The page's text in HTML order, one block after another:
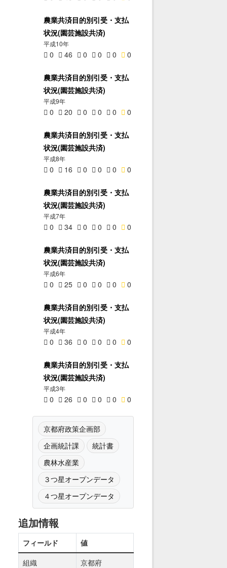
農業共済目的別引受・支払
状況(園芸施設共済)
平成10年
0 46 0 0 0 0
農業共済目的別引受・支払
状況(園芸施設共済)
平成9年
0 20 0 0 0 0
農業共済目的別引受・支払
状況(園芸施設共済)
平成8年
0 16 0 0 0 0
農業共済目的別引受・支払
状況(園芸施設共済)
平成7年
0 34 0 0 0 0
農業共済目的別引受・支払
状況(園芸施設共済)
平成6年
0 25 0 0 0 0
農業共済目的別引受・支払
状況(園芸施設共済)
平成4年
0 36 0 0 0 0
農業共済目的別引受・支払
状況(園芸施設共済)
平成3年
0 26 0 0 0 0
京都府政策企画部
企画統計課
統計書
農林水産業
３つ星オープンデータ
４つ星オープンデータ
追加情報
フィールド
値
組織
京都府